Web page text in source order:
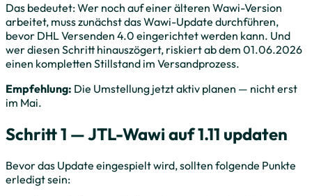
Das bedeutet: Wer noch auf einer älteren Wawi-Version
arbeitet, muss zunächst das Wawi-Update durchführen,
bevor DHL Versenden 4.0 eingerichtet werden kann. Und
wer diesen Schritt hinauszögert, riskiert ab dem 01.06.2026
einen kompletten Stillstand im Versandprozess.
Empfehlung: Die Umstellung jetzt aktiv planen — nicht erst
im Mai.
Schritt 1 — JTL-Wawi auf 1.11 updaten
Bevor das Update eingespielt wird, sollten folgende Punkte
erledigt sein: